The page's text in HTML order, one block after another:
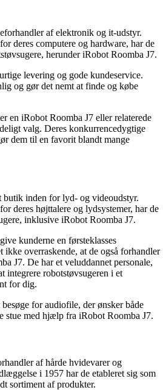
af elektronik og it-udstyr.
deres computere og hardware, har de
herunder iRobot Roomba J7.
levering og gode kundeservice.
og gør det nemt at finde og købe
en iRobot Roomba J7 eller relaterede
valg. Deres konkurrencedygtige
dem til en favorit blandt mange
butik inden for lyd- og videoudstyr.
deres højttalere og lydsystemer, har de
inklusive iRobot Roomba J7.
kunderne en førsteklasses
ikke overraskende, at de også forhandler
J7. De har et veluddannet personale,
integrere robotstøvsugeren i et
for dig.
for audiofile, der ønsker både
stue med hjælp fra iRobot Roomba J7.
af hårde hvidevarer og
i 1957 har de etableret sig som
sortiment af produkter.